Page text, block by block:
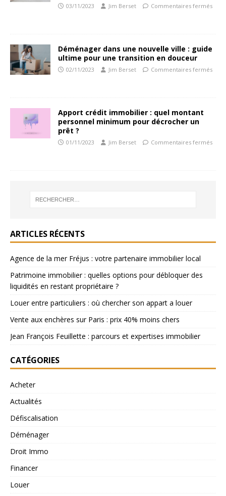
03/11/2023 Jim Berset Commentaires fermés
Déménager dans une nouvelle ville : guide
ultime pour une transition en douceur
02/11/2023 Jim Berset Commentaires fermés
Apport crédit immobilier : quel montant
personnel minimum pour décrocher un
prêt ?
01/11/2023 Jim Berset Commentaires fermés
ARTICLES RÉCENTS
Agence de la mer Fréjus : votre partenaire immobilier local
Patrimoine immobilier : quelles options pour débloquer des
liquidités en restant propriétaire ?
Louer entre particuliers : où chercher son appart a louer
Vente aux enchères sur Paris : prix 40% moins chers
Jean François Feuillette : parcours et expertises immobilier
CATÉGORIES
Acheter
Actualités
Défiscalisation
Déménager
Droit Immo
Financer
Louer